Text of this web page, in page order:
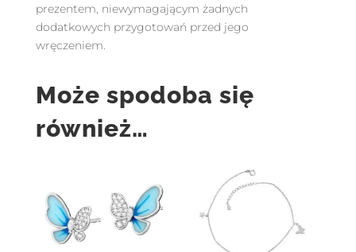
prezentem, niewymagającym żadnych
dodatkowych przygotowań przed jego
wręczeniem.
Może spodoba się
również…